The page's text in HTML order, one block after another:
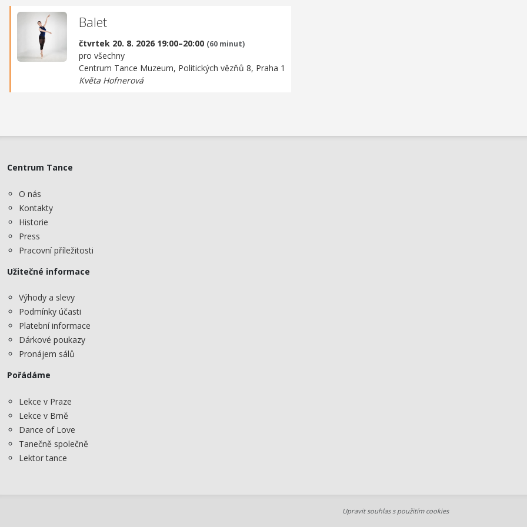
Balet
čtvrtek 20. 8. 2026 19:00–20:00 (60 minut)
pro všechny
Centrum Tance Muzeum, Politických vězňů 8, Praha 1
Květa Hofnerová
Centrum Tance
O nás
Kontakty
Historie
Press
Pracovní příležitosti
Užitečné informace
Výhody a slevy
Podmínky účasti
Platební informace
Dárkové poukazy
Pronájem sálů
Pořádáme
Lekce v Praze
Lekce v Brně
Dance of Love
Tanečně společně
Lektor tance
Upravit souhlas s použitím cookies